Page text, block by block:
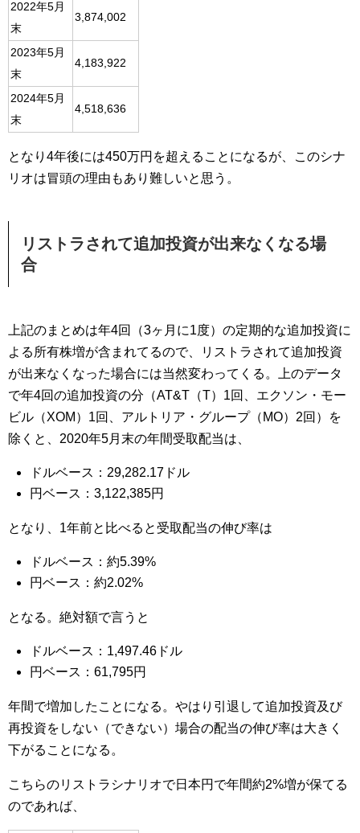
2022年5月
末
3,874,002
2023年5月
末
4,183,922
2024年5月
末
4,518,636
となり4年後には450万円を超えることになるが、このシナ
リオは冒頭の理由もあり難しいと思う。
リストラされて追加投資が出来なくなる場
合
上記のまとめは年4回（3ヶ月に1度）の定期的な追加投資に
よる所有株増が含まれてるので、リストラされて追加投資
が出来なくなった場合には当然変わってくる。上のデータ
で年4回の追加投資の分（AT&T（T）1回、エクソン・モー
ビル（XOM）1回、アルトリア・グループ（MO）2回）を
除くと、2020年5月末の年間受取配当は、
ドルベース：29,282.17ドル
円ベース：3,122,385円
となり、1年前と比べると受取配当の伸び率は
ドルベース：約5.39%
円ベース：約2.02%
となる。絶対額で言うと
ドルベース：1,497.46ドル
円ベース：61,795円
年間で増加したことになる。やはり引退して追加投資及び
再投資をしない（できない）場合の配当の伸び率は大きく
下がることになる。
こちらのリストラシナリオで日本円で年間約2%増が保てる
のであれば、